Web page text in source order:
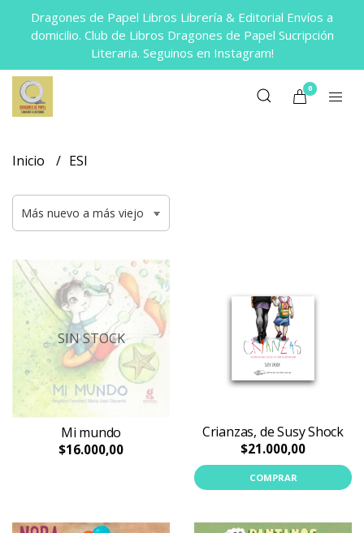
Dragones de Papel Libros Librería & Editorial Envíos a
domicilio. Club de Libros Dragones de Papel Sucripción
Literaria. Seguinos en Instagram!
0
Inicio ESI
SIN STOCK
Mi mundo
$16.000,00
Crianzas, de Susy Shock
$21.000,00
COMPRAR